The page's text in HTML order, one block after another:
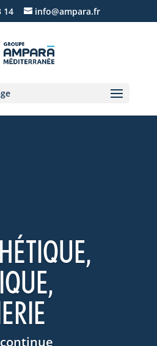
14 info@ampara.fr